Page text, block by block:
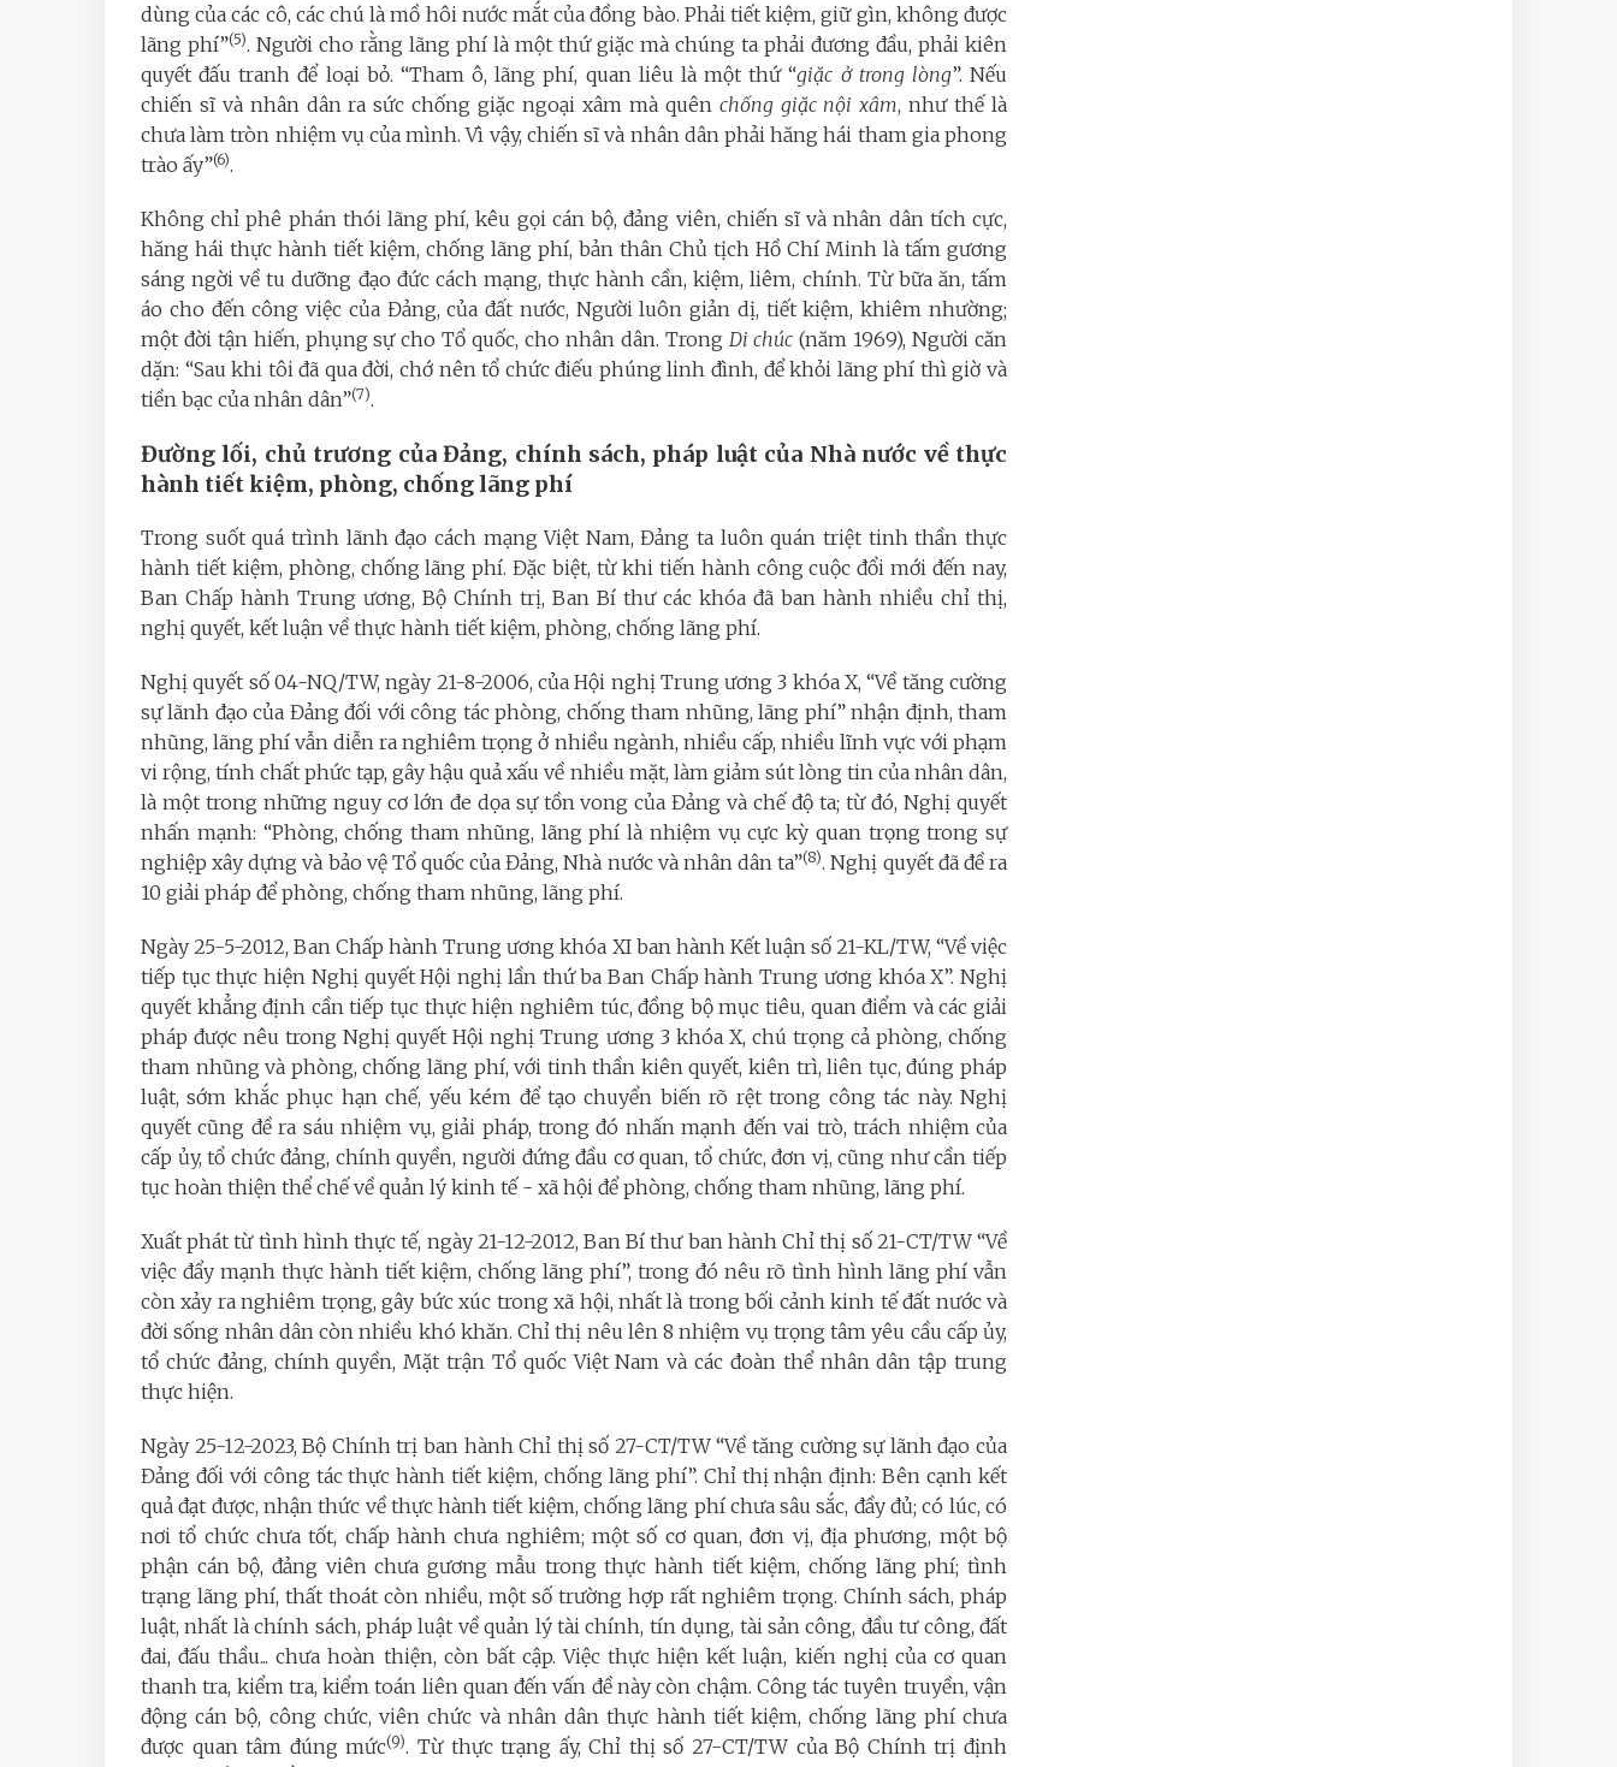
dùng của các cô, các chú là mồ hôi nước mắt của đồng bào. Phải tiết kiệm, giữ gìn, không được
lãng phí”(5). Người cho rằng lãng phí là một thứ giặc mà chúng ta phải đương đầu, phải kiên
quyết đấu tranh để loại bỏ. “Tham ô, lãng phí, quan liêu là một thứ “giặc ở trong lòng”. Nếu
chiến sĩ và nhân dân ra sức chống giặc ngoại xâm mà quên chống giặc nội xâm, như thế là
chưa làm tròn nhiệm vụ của mình. Vì vậy, chiến sĩ và nhân dân phải hăng hái tham gia phong
trào ấy”(6).
Không chỉ phê phán thói lãng phí, kêu gọi cán bộ, đảng viên, chiến sĩ và nhân dân tích cực,
hăng hái thực hành tiết kiệm, chống lãng phí, bản thân Chủ tịch Hồ Chí Minh là tấm gương
sáng ngời về tu dưỡng đạo đức cách mạng, thực hành cần, kiệm, liêm, chính. Từ bữa ăn, tấm
áo cho đến công việc của Đảng, của đất nước, Người luôn giản dị, tiết kiệm, khiêm nhường;
một đời tận hiến, phụng sự cho Tổ quốc, cho nhân dân. Trong Di chúc (năm 1969), Người căn
dặn: “Sau khi tôi đã qua đời, chớ nên tổ chức điếu phúng linh đình, để khỏi lãng phí thì giờ và
tiền bạc của nhân dân”(7).
Đường lối, chủ trương của Đảng, chính sách, pháp luật của Nhà nước về thực
hành tiết kiệm, phòng, chống lãng phí
Trong suốt quá trình lãnh đạo cách mạng Việt Nam, Đảng ta luôn quán triệt tinh thần thực
hành tiết kiệm, phòng, chống lãng phí. Đặc biệt, từ khi tiến hành công cuộc đổi mới đến nay,
Ban Chấp hành Trung ương, Bộ Chính trị, Ban Bí thư các khóa đã ban hành nhiều chỉ thị,
nghị quyết, kết luận về thực hành tiết kiệm, phòng, chống lãng phí.
Nghị quyết số 04-NQ/TW, ngày 21-8-2006, của Hội nghị Trung ương 3 khóa X, “Về tăng cường
sự lãnh đạo của Đảng đối với công tác phòng, chống tham nhũng, lãng phí” nhận định, tham
nhũng, lãng phí vẫn diễn ra nghiêm trọng ở nhiều ngành, nhiều cấp, nhiều lĩnh vực với phạm
vi rộng, tính chất phức tạp, gây hậu quả xấu về nhiều mặt, làm giảm sút lòng tin của nhân dân,
là một trong những nguy cơ lớn đe dọa sự tồn vong của Đảng và chế độ ta; từ đó, Nghị quyết
nhấn mạnh: “Phòng, chống tham nhũng, lãng phí là nhiệm vụ cực kỳ quan trọng trong sự
nghiệp xây dựng và bảo vệ Tổ quốc của Đảng, Nhà nước và nhân dân ta”(8). Nghị quyết đã đề ra
10 giải pháp để phòng, chống tham nhũng, lãng phí.
Ngày 25-5-2012, Ban Chấp hành Trung ương khóa XI ban hành Kết luận số 21-KL/TW, “Về việc
tiếp tục thực hiện Nghị quyết Hội nghị lần thứ ba Ban Chấp hành Trung ương khóa X”. Nghị
quyết khẳng định cần tiếp tục thực hiện nghiêm túc, đồng bộ mục tiêu, quan điểm và các giải
pháp được nêu trong Nghị quyết Hội nghị Trung ương 3 khóa X, chú trọng cả phòng, chống
tham nhũng và phòng, chống lãng phí, với tinh thần kiên quyết, kiên trì, liên tục, đúng pháp
luật, sớm khắc phục hạn chế, yếu kém để tạo chuyển biến rõ rệt trong công tác này. Nghị
quyết cũng đề ra sáu nhiệm vụ, giải pháp, trong đó nhấn mạnh đến vai trò, trách nhiệm của
cấp ủy, tổ chức đảng, chính quyền, người đứng đầu cơ quan, tổ chức, đơn vị, cũng như cần tiếp
tục hoàn thiện thể chế về quản lý kinh tế - xã hội để phòng, chống tham nhũng, lãng phí.
Xuất phát từ tình hình thực tế, ngày 21-12-2012, Ban Bí thư ban hành Chỉ thị số 21-CT/TW “Về
việc đẩy mạnh thực hành tiết kiệm, chống lãng phí”, trong đó nêu rõ tình hình lãng phí vẫn
còn xảy ra nghiêm trọng, gây bức xúc trong xã hội, nhất là trong bối cảnh kinh tế đất nước và
đời sống nhân dân còn nhiều khó khăn. Chỉ thị nêu lên 8 nhiệm vụ trọng tâm yêu cầu cấp ủy,
tổ chức đảng, chính quyền, Mặt trận Tổ quốc Việt Nam và các đoàn thể nhân dân tập trung
thực hiện.
Ngày 25-12-2023, Bộ Chính trị ban hành Chỉ thị số 27-CT/TW “Về tăng cường sự lãnh đạo của
Đảng đối với công tác thực hành tiết kiệm, chống lãng phí”. Chỉ thị nhận định: Bên cạnh kết
quả đạt được, nhận thức về thực hành tiết kiệm, chống lãng phí chưa sâu sắc, đầy đủ; có lúc, có
nơi tổ chức chưa tốt, chấp hành chưa nghiêm; một số cơ quan, đơn vị, địa phương, một bộ
phận cán bộ, đảng viên chưa gương mẫu trong thực hành tiết kiệm, chống lãng phí; tình
trạng lãng phí, thất thoát còn nhiều, một số trường hợp rất nghiêm trọng. Chính sách, pháp
luật, nhất là chính sách, pháp luật về quản lý tài chính, tín dụng, tài sản công, đầu tư công, đất
đai, đấu thầu... chưa hoàn thiện, còn bất cập. Việc thực hiện kết luận, kiến nghị của cơ quan
thanh tra, kiểm tra, kiểm toán liên quan đến vấn đề này còn chậm. Công tác tuyên truyền, vận
động cán bộ, công chức, viên chức và nhân dân thực hành tiết kiệm, chống lãng phí chưa
được quan tâm đúng mức(9). Từ thực trạng ấy, Chỉ thị số 27-CT/TW của Bộ Chính trị định